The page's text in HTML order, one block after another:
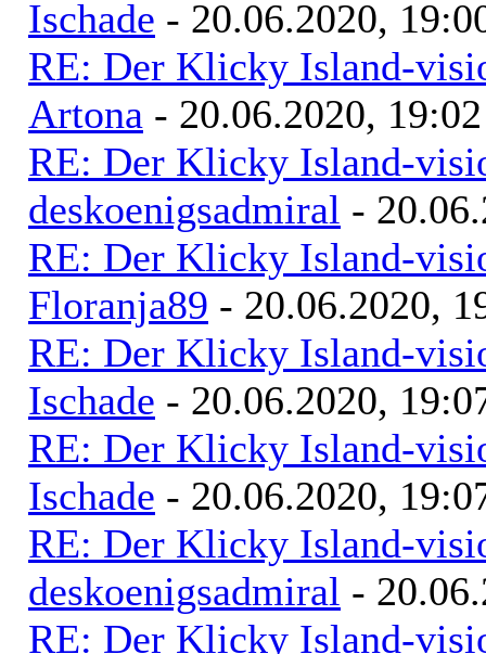
Ischade - 20.06.2020,
RE: Der Klicky Island-
Artona - 20.06.2020, 19:02
RE: Der Klicky Island-
deskoenigsadmiral -
RE: Der Klicky Island-
Floranja89 - 20.06.2020,
RE: Der Klicky Island-
Ischade - 20.06.2020,
RE: Der Klicky Island-
Ischade - 20.06.2020,
RE: Der Klicky Island-
deskoenigsadmiral -
RE: Der Klicky Island-